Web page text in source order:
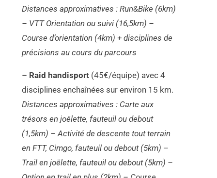
Distances approximatives : Run&Bike (6km)
– VTT Orientation ou suivi (16,5km) –
Course d’orientation (4km) + disciplines de
précisions au cours du parcours
– Raid handisport (45€/équipe) avec 4
disciplines enchaînées sur environ 15 km.
Distances approximatives : Carte aux
trésors en joëlette, fauteuil ou debout
(1,5km) – Activité de descente tout terrain
en FTT, Cimgo, fauteuil ou debout (5km) –
Trail en joëlette, fauteuil ou debout (5km) –